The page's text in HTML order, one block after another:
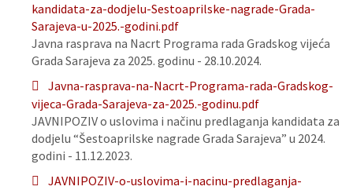
kandidata-za-dodjelu-Sestoaprilske-nagrade-Grada-
Sarajeva-u-2025.-godini.pdf
Javna rasprava na Nacrt Programa rada Gradskog vijeća
Grada Sarajeva za 2025. godinu - 28.10.2024.
Javna-rasprava-na-Nacrt-Programa-rada-Gradskog-
vijeca-Grada-Sarajeva-za-2025.-godinu.pdf
JAVNIPOZIV o uslovima i načinu predlaganja kandidata za
dodjelu “Šestoaprilske nagrade Grada Sarajeva” u 2024.
godini - 11.12.2023.
JAVNIPOZIV-o-uslovima-i-nacinu-predlaganja-